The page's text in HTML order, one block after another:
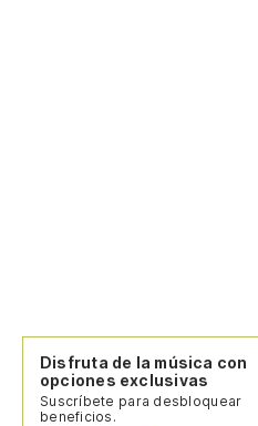
Disfruta de la música con
opciones exclusivas
Suscríbete para desbloquear
beneficios.